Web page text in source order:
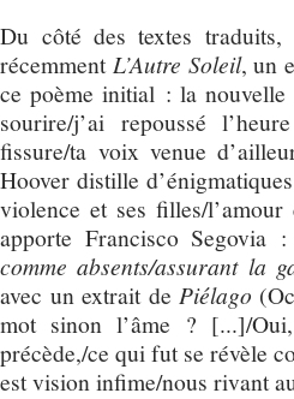
Du côté des textes
récemmentL’Autre Soleil, un
ce poème initial : la nouvelle
sourire/j’ai repoussé
fissure/ta voix venue
Hoover distille
violence et ses filles/
apporte Francisco Segovia
comme absents/assurant la
avec un extrait dePiélago
mot sinon l’âme ? [...]/
précède,/ce qui fut se révèle
est vision infime/nous rivant